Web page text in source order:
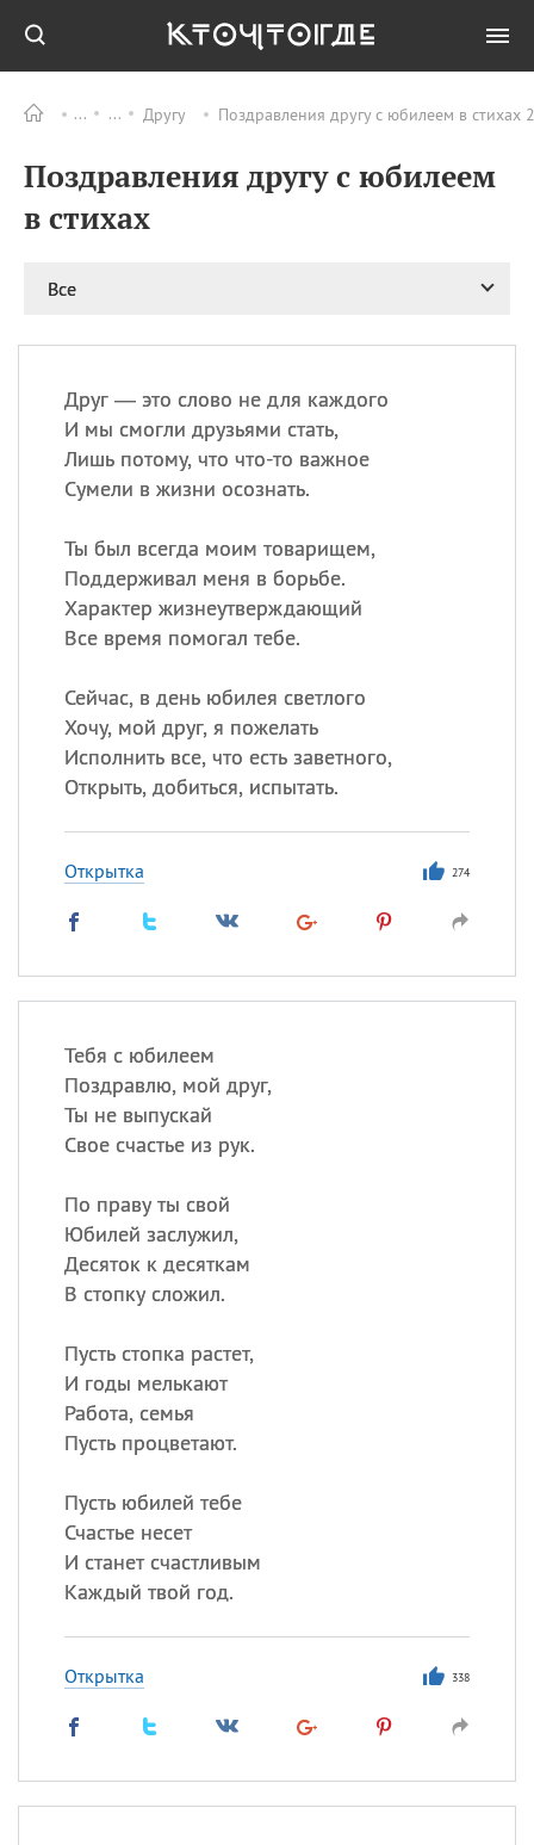
Другу Поздравления другу с юбилеем в стихах
Поздравления другу с юбилеем
в стихах
Все
Друг — это слово не для каждого
И мы смогли друзьями стать,
Лишь потому, что что-то важное
Сумели в жизни осознать.
Ты был всегда моим товарищем,
Поддерживал меня в борьбе.
Характер жизнеутверждающий
Все время помогал тебе.
Сейчас, в день юбилея светлого
Хочу, мой друг, я пожелать
Исполнить все, что есть заветного,
Открыть, добиться, испытать.
Открытка 274
Тебя с юбилеем
Поздравлю, мой друг,
Ты не выпускай
Свое счастье из рук.
По праву ты свой
Юбилей заслужил,
Десяток к десяткам
В стопку сложил.
Пусть стопка растет,
И годы мелькают
Работа, семья
Пусть процветают.
Пусть юбилей тебе
Счастье несет
И станет счастливым
Каждый твой год.
Открытка 338
ПРАЗДНИКИ Все
08.08 День «Счастье
случается» (Happiness
великомученика
покровителя всех
врачей и целителя
больных
09.08
ИМЕНА
Сегодня празднуют именины
Александр
Анна
Посмотреть значениеи